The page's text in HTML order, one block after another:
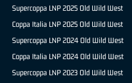
Supercoppa LNP 2025 Old Wild West
Coppa Italia LNP 2025 Old Wild West
Supercoppa LNP 2024 Old Wild West
Coppa Italia LNP 2024 Old Wild West
Supercoppa LNP 2023 Old Wild West